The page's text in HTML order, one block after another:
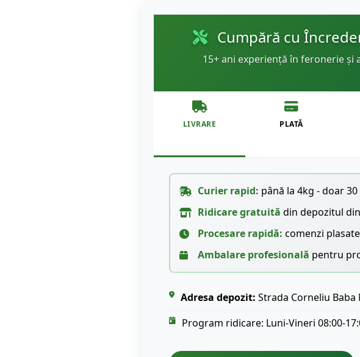
Cumpără cu
15+ ani experiență în feronerie
LIVRARE PLATĂ
Curier rapid: până la 4kg - doar 30
Ridicare gratuită din depozitul
Procesare rapidă: comenzi
Ambalare profesională pentru
Adresa depozit: Strada Corneliu Baba
Program ridicare: Luni-Vineri 08:00-